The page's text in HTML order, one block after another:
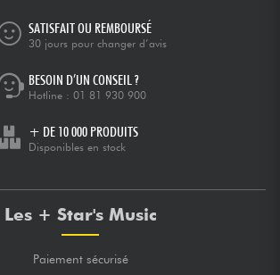
SATISFAIT OU REMBOURSÉ
30 jours pour changer d’avis
BESOIN D’UN CONSEIL ?
Hotline : 01 81 930 900
+ DE 10 000 PRODUITS
Disponibles en stock
Les + Star's Music
Paiement sécurisé